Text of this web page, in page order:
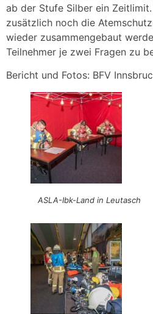
ab der Stufe Silber ein
zusätzlich noch die
wieder zusammengebaut
Teilnehmer je zwei Fragen zu
Bericht und Fotos: BFV
ASLA-Ibk-Land in Leutasch